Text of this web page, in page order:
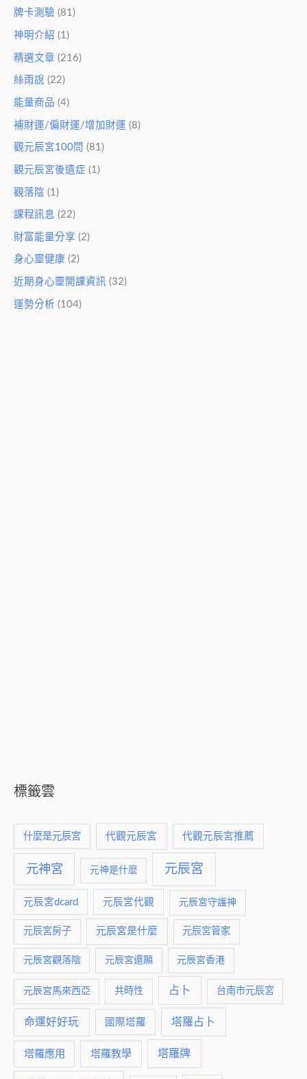
牌卡測驗 (81)
神明介紹 (1)
精選文章 (216)
絲雨說 (22)
能量商品 (4)
補財運/偏財運/增加財運 (8)
觀元辰宮100問 (81)
觀元辰宮後遺症 (1)
觀落陰 (1)
課程訊息 (22)
財富能量分享 (2)
身心靈健康 (2)
近期身心靈開課資訊 (32)
運勢分析 (104)
標籤雲
什麼是元辰宮 代觀元辰宮 代觀元辰宮推薦
元神宮 元神是什麼 元辰宮
元辰宮dcard 元辰宮代觀 元辰宮守護神
元辰宮房子 元辰宮是什麼 元辰宮管家
元辰宮觀落陰 元辰宮還願 元辰宮香港
元辰宮馬來西亞 共時性 占卜 台南市元辰宮
命運好好玩 國際塔羅 塔羅占卜
塔羅應用 塔羅教學 塔羅牌